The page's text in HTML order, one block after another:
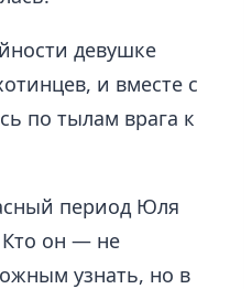
девушке
и вместе с
по тылам врага к
период Юля
он — не
узнать, но в